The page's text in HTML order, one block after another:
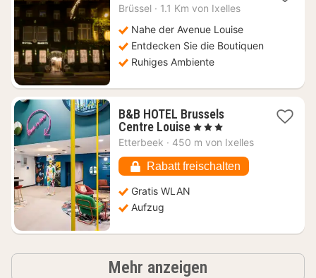
Nacht
169
€
Brüssel · 1.1 Km von Ixelles
Nahe der Avenue Louise
Entdecken Sie die Boutiquen
Ruhiges Ambiente
B&B HOTEL Brussels
Centre Louise1
Nacht
60,26
€
, 3 Sterne
Etterbeek · 450 m von Ixelles
Rabatt freischalten
Gratis WLAN
Aufzug
Mehr anzeigen